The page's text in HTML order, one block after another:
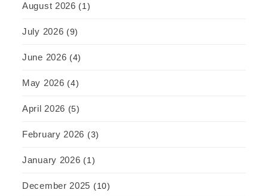
August 2026 (1)
July 2026 (9)
June 2026 (4)
May 2026 (4)
April 2026 (5)
February 2026 (3)
January 2026 (1)
December 2025 (10)